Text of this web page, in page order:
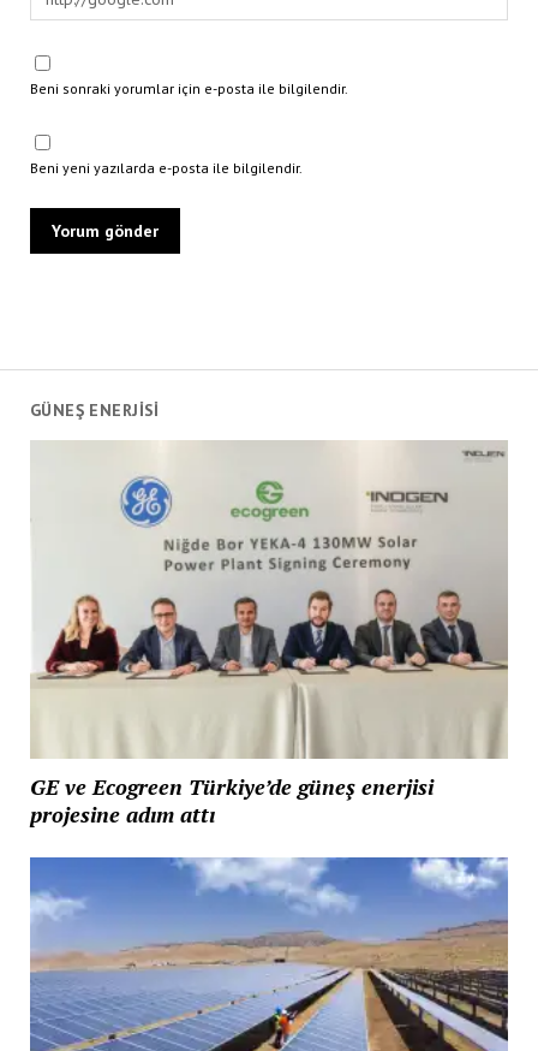
GÜNEŞ ENERJİSİ
GE ve Ecogreen Türkiye’de güneş enerjisi
projesine adım attı
Beni sonraki yorumlar için e-posta ile bilgilendir.
Beni yeni yazılarda e-posta ile bilgilendir.